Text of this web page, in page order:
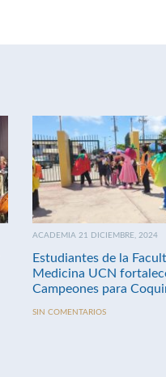
ACADEMIA 21 DICIEMBRE, 2024
Estudiantes de la
Medicina UCN
Campeones para
SIN COMENTARIOS